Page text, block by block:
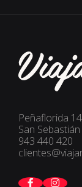
Peñaflorida
San
943 440 420